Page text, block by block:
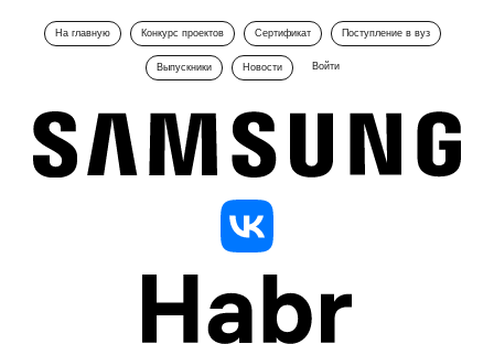
На главную Конкурс проектов Сертификат Поступление в вуз
Выпускники Новости Войти